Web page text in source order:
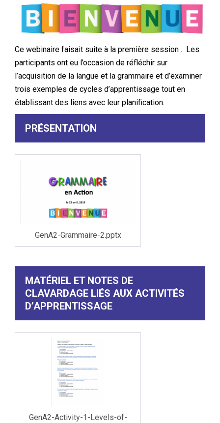
Ce webinaire faisait suite à la première session . Les
participants ont eu l’occasion de réfléchir sur
l’acquisition de la langue et la grammaire et d’examiner
trois exemples de cycles d’apprentissage tout en
établissant des liens avec leur planification.
PRÉSENTATION
GenA2-Grammaire-2.pptx
MATÉRIEL ET NOTES DE
CLAVARDAGE LIÉS AUX ACTIVITÉS
D’APPRENTISSAGE
GenA2-Activity-1-Levels-of-